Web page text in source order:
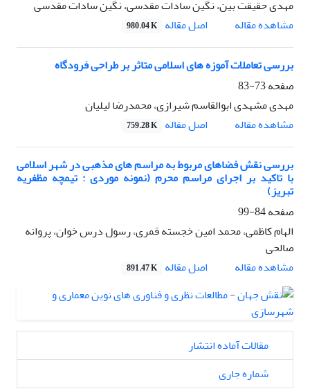
مهدی حقیقت بین، نگین سادات مقدسی، نگین سادات مقدسی
مشاهده مقاله
اصل مقاله 980.04 K
بررسی تعاملات آموزه های اسلامی متاثر بر طراحی فرودگاه
صفحه73-83
مهدی مشهدی ابوالقاسم شیرازی، محمدرضا لیلیان
مشاهده مقاله
اصل مقاله 759.28 K
بررسی نقش فضاهای مربوط به مراسم های مذهبی در شهر اسلامی
با تاکید بر اجرای مراسم محرم (نمونه موردی : تیمچه مظفریه
تبریز)
صفحه84-99
الهام کاظمی، محمد امین خجسته قمری، رسول درس خوان، پروانه
صالحی
مشاهده مقاله
اصل مقاله 891.47 K
مقالات آماده انتشار
شماره جاری